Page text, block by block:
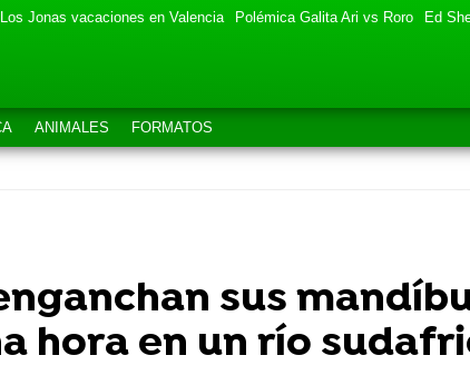
Los Jonas vacaciones en Valencia Polémica Galita Ari vs Roro Ed
ANIMALES FORMATOS
sus
hora en un río